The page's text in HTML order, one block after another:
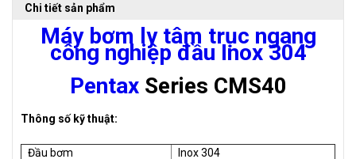
Chi tiết sản phẩm
Máy bơm ly tâm trục ngang
công nghiệp đầu Inox 304
PentaxSeries CMS40
Thông số kỹ thuật:
Đầu bơm
Inox 304